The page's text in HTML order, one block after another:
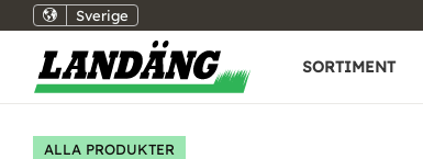
Sverige
SORTIMENT
ALLA PRODUKTER